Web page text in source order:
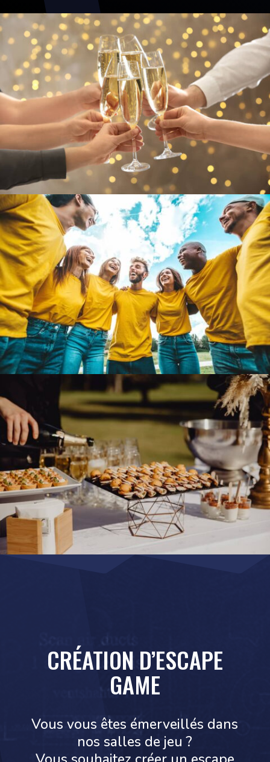
CRÉATION D’ESCAPE
GAME
Vous vous êtes émerveillés dans
nos salles de jeu ?